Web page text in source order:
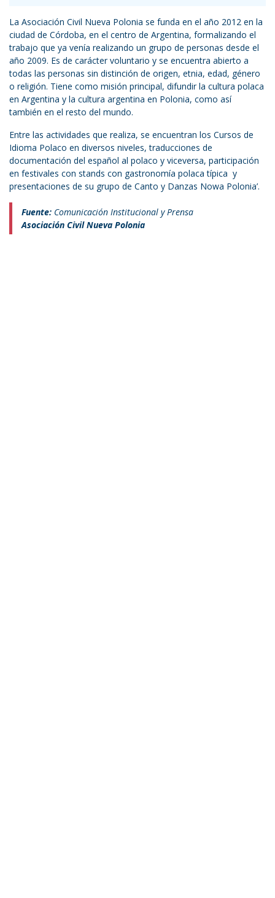
La Asociación Civil Nueva Polonia se funda en el año 2012 en la
ciudad de Córdoba, en el centro de Argentina, formalizando el
trabajo que ya venía realizando un grupo de personas desde el
año 2009. Es de carácter voluntario y se encuentra abierto a
todas las personas sin distinción de origen, etnia, edad, género
o religión. Tiene como misión principal, difundir la cultura polaca
en Argentina y la cultura argentina en Polonia, como así
también en el resto del mundo.
Entre las actividades que realiza, se encuentran los Cursos de
Idioma Polaco en diversos niveles, traducciones de
documentación del español al polaco y viceversa, participación
en festivales con stands con gastronomía polaca típica y
presentaciones de su grupo de Canto y Danzas Nowa Polonia’.
Fuente: Comunicación Institucional y Prensa
Asociación Civil Nueva Polonia